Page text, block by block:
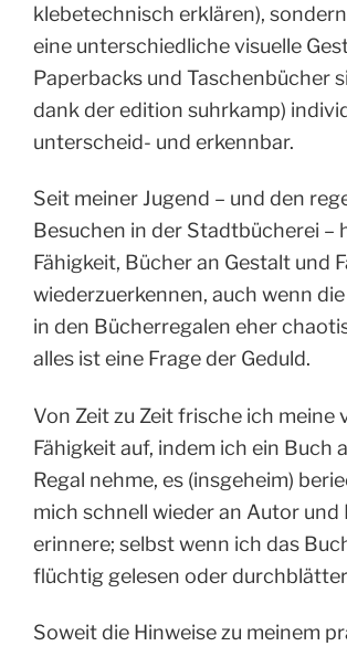
klebetechnisch erklären),
eine unterschiedliche visuelle
Paperbacks und Taschenbücher
dank der edition suhrkamp)
unterscheid- und erkennbar.
Seit meiner Jugend – und den
Besuchen in der Stadtbücherei –
Fähigkeit, Bücher an Gestalt und
wiederzuerkennen, auch wenn
in den Bücherregalen eher
alles ist eine Frage der Geduld.
Von Zeit zu Zeit frische ich meine
Fähigkeit auf, indem ich ein Buch
Regal nehme, es (insgeheim)
mich schnell wieder an Autor und
erinnere; selbst wenn ich das
flüchtig gelesen oder
Soweit die Hinweise zu meinem